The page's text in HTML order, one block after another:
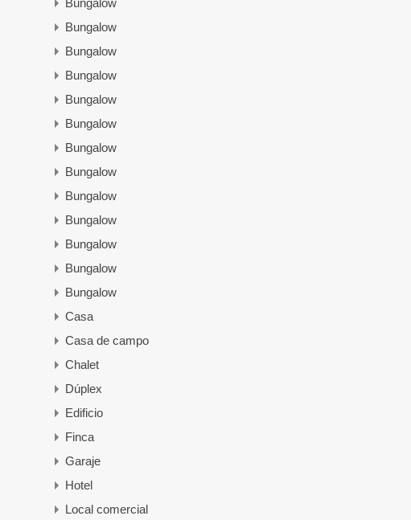
Bungalow
Bungalow
Bungalow
Bungalow
Bungalow
Bungalow
Bungalow
Bungalow
Bungalow
Bungalow
Bungalow
Bungalow
Casa
Casa de campo
Chalet
Dúplex
Edificio
Finca
Garaje
Hotel
Local comercial